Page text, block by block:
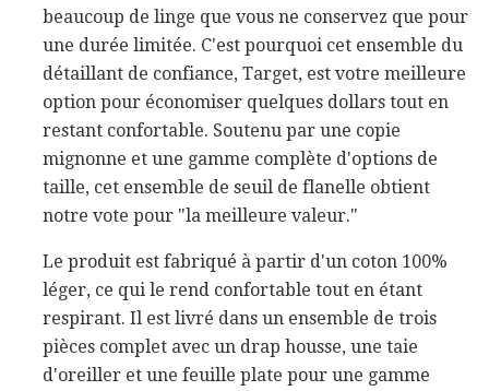
beaucoup de linge que vous ne conservez que pour
une durée limitée. C'est pourquoi cet ensemble du
détaillant de confiance, Target, est votre meilleure
option pour économiser quelques dollars tout en
restant confortable. Soutenu par une copie
mignonne et une gamme complète d'options de
taille, cet ensemble de seuil de flanelle obtient
notre vote pour "la meilleure valeur."
Le produit est fabriqué à partir d'un coton 100%
léger, ce qui le rend confortable tout en étant
respirant. Il est livré dans un ensemble de trois
pièces complet avec un drap housse, une taie
d'oreiller et une feuille plate pour une gamme